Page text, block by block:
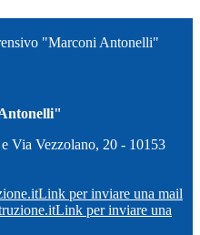
"Marconi Antonelli"
Via Vezzolano, 20 - 10153
Link per inviare una mail
Link per inviare una